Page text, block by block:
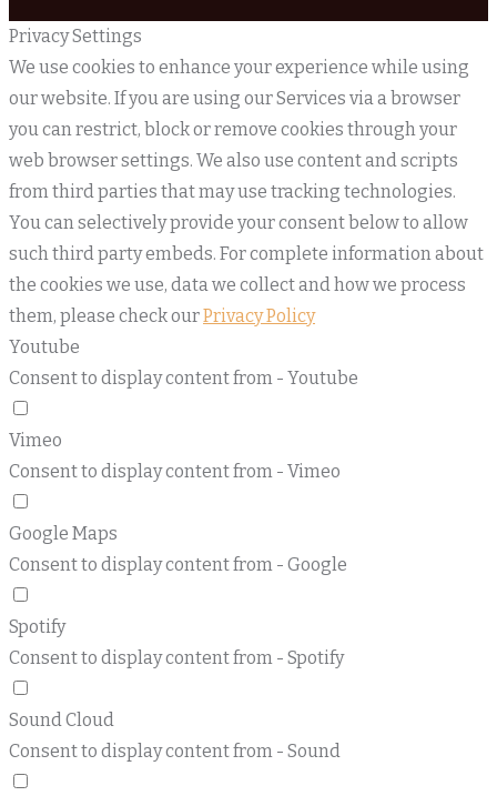
Privacy Settings
We use cookies to enhance your experience while using
our website. If you are using our Services via a browser
you can restrict, block or remove cookies through your
web browser settings. We also use content and scripts
from third parties that may use tracking technologies.
You can selectively provide your consent below to allow
such third party embeds. For complete information about
the cookies we use, data we collect and how we process
them, please check ourPrivacy Policy
Youtube
Consent to display content from - Youtube
Vimeo
Consent to display content from - Vimeo
Google Maps
Consent to display content from - Google
Spotify
Consent to display content from - Spotify
Sound Cloud
Consent to display content from - Sound